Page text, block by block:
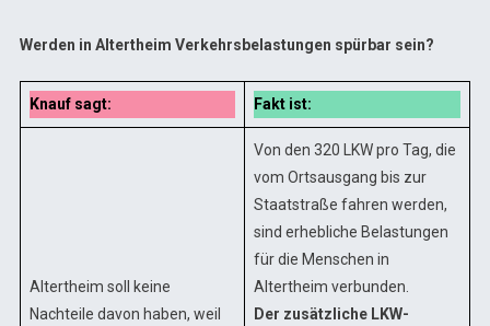
Werden in Altertheim Verkehrsbelastungen spürbar sein?
Knauf sagt: Fakt ist:
Altertheim soll keine
Nachteile davon haben, weil
Von den 320 LKW pro Tag, die
vom Ortsausgang bis zur
Staatstraße fahren werden,
sind erhebliche Belastungen
für die Menschen in
Altertheim verbunden.
Der zusätzliche LKW-